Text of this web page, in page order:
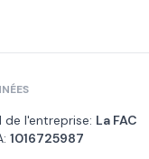
l'entreprise: La FAC
1016725987